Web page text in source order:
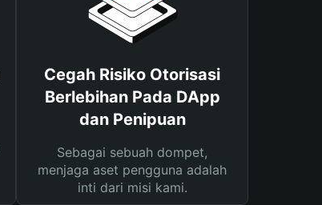
Cegah Risiko Otorisasi
Berlebihan Pada DApp
dan Penipuan
Sebagai sebuah dompet,
menjaga aset pengguna adalah
inti dari misi kami.